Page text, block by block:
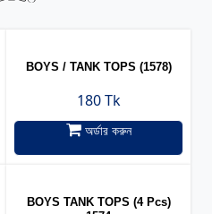
BOYS / TANK TOPS (1578)
180 Tk
অর্ডার করুন
BOYS TANK TOPS (4 Pcs)